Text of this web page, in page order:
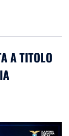
A TITOLO